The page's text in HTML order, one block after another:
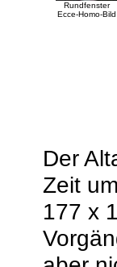
Rundfenster
Ecce-Homo-Bild
Der
Zeit
177 x